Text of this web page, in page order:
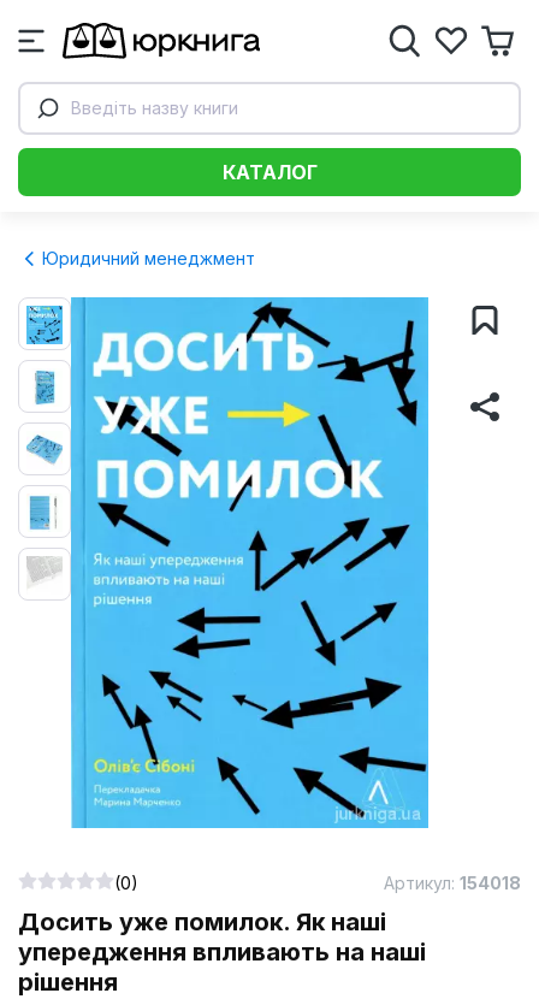
Введіть назву книги
КАТАЛОГ
Юридичний менеджмент
Досить уже помилок. Як наші
упередження впливають на наші
рішення
(0) Артикул: 154018